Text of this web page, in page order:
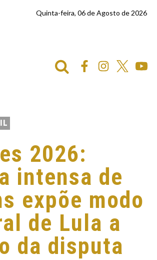
Quinta-feira, 06 de Agosto de 2026
2026:
intensa de
expõe modo
de Lula a
da disputa